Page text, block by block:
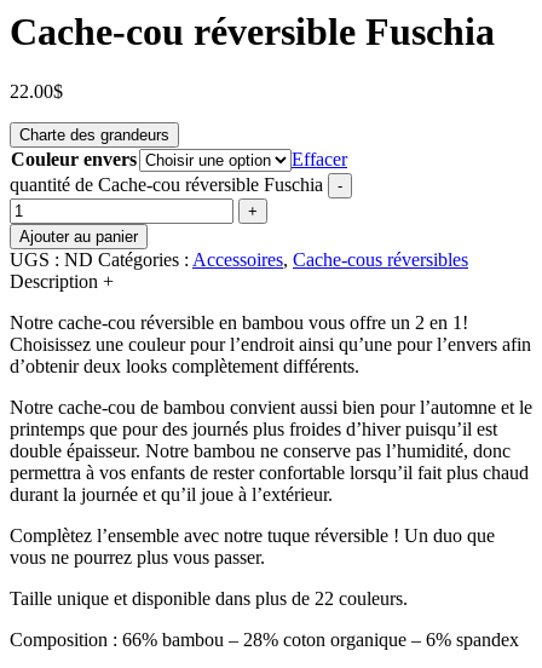
Cache-cou réversible Fuschia
22.00$
Charte des grandeurs
Couleur envers
Effacer
quantité de Cache-cou réversible Fuschia
-
+
Ajouter au panier
UGS : ND Catégories : Accessoires, Cache-cous réversibles
Description +
Notre cache-cou réversible en bambou vous offre un 2 en 1!
Choisissez une couleur pour l’endroit ainsi qu’une pour l’envers afin
d’obtenir deux looks complètement différents.
Notre cache-cou de bambou convient aussi bien pour l’automne et le
printemps que pour des journés plus froides d’hiver puisqu’il est
double épaisseur. Notre bambou ne conserve pas l’humidité, donc
permettra à vos enfants de rester confortable lorsqu’il fait plus chaud
durant la journée et qu’il joue à l’extérieur.
Complètez l’ensemble avec notre tuque réversible ! Un duo que
vous ne pourrez plus vous passer.
Taille unique et disponible dans plus de 22 couleurs.
Composition : 66% bambou – 28% coton organique – 6% spandex